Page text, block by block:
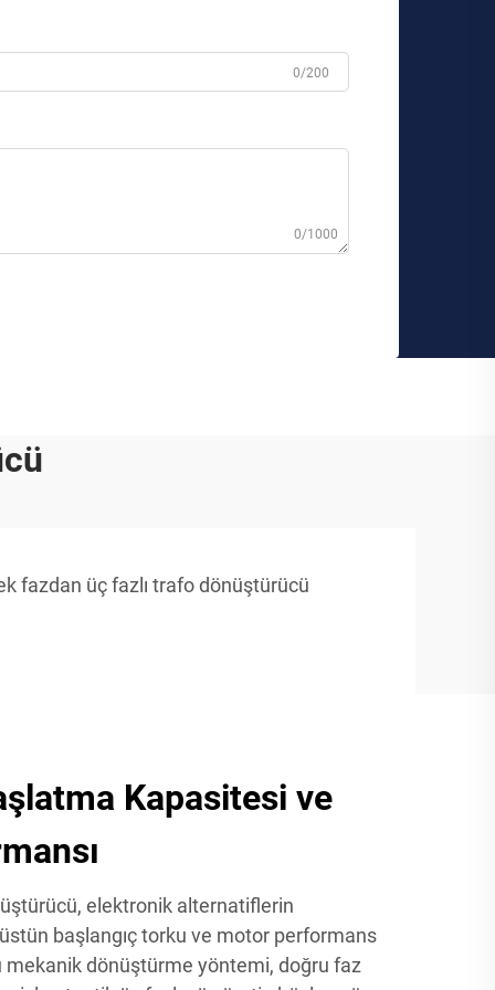
0/200
0/1000
fazdan üç fazlı trafo dönüştürücü
Kapasitesi ve
elektronik alternatiflerin
başlangıç torku ve motor performans
mekanik dönüştürme yöntemi, doğru faz